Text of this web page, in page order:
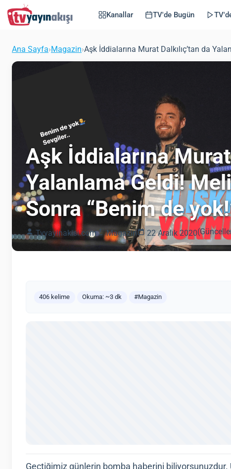
Kanallar TV'de Bugün
Ana Sayfa›Magazin›Aşk İddialarına Murat Dalkılıç’tan da
Aşk İddialarına Murat
Yalanlama Geldi!
Sonra “Benim de
Tvyayinakisi.com Magazin 22 Aralık 2020
406 kelime Okuma: ~3 dk #Magazin
Geçtiğimiz günlerin bomba haberini biliyorsunuzdur.